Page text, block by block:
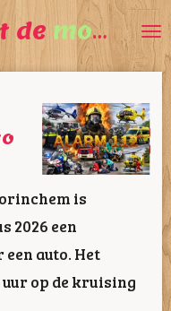
de mooiste
is
2026 een
auto. Het
uur op de kruising